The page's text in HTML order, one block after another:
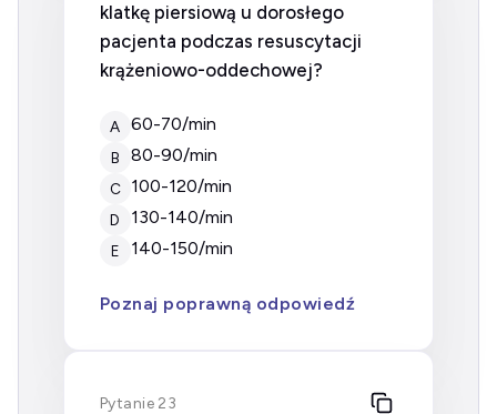
klatkę piersiową u dorosłego
pacjenta podczas resuscytacji
krążeniowo-oddechowej?
A 60-70/min
B 80-90/min
C 100-120/min
D 130-140/min
E 140-150/min
Poznaj poprawną odpowiedź
Pytanie 23